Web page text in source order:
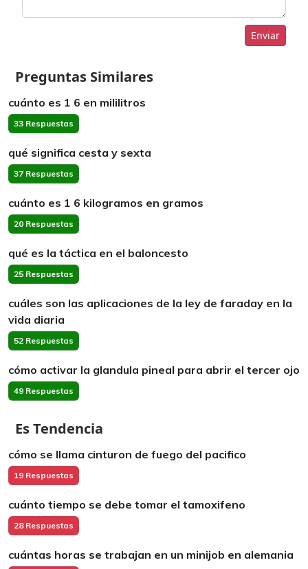
Enviar
Preguntas Similares
cuánto es 1 6 en mililitros
33 Respuestas
qué significa cesta y sexta
37 Respuestas
cuánto es 1 6 kilogramos en gramos
20 Respuestas
qué es la táctica en el baloncesto
25 Respuestas
cuáles son las aplicaciones de la ley de faraday en la
vida diaria
52 Respuestas
cómo activar la glandula pineal para abrir el tercer ojo
49 Respuestas
Es Tendencia
cómo se llama cinturon de fuego del pacifico
19 Respuestas
cuánto tiempo se debe tomar el tamoxifeno
28 Respuestas
cuántas horas se trabajan en un minijob en alemania